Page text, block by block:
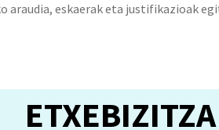
eskaerak eta justifikazioak
ETXEBIZITZA